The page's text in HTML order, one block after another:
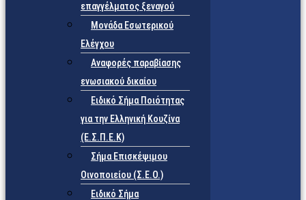
επαγγέλματος ξεναγού
Μονάδα Εσωτερικού
Ελέγχου
Αναφορές παραβίασης
ενωσιακού δικαίου
Ειδικό Σήμα Ποιότητας
για την Ελληνική Κουζίνα
(Ε.Σ.Π.Ε.Κ)
Σήμα Επισκέψιμου
Οινοποιείου (Σ.Ε.Ο.)
Ειδικό Σήμα